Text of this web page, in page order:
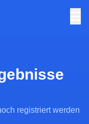
registriert werden